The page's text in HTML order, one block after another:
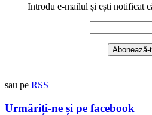
Introdu e-mailul și ești notificat
sau pe RSS
Urmăriți-ne și pe facebook